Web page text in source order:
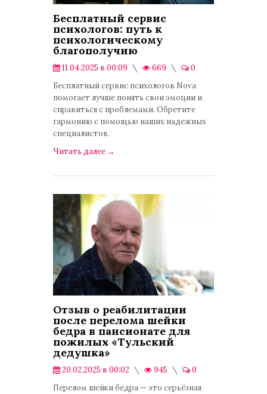
Бесплатный сервис
психологов: путь к
психологическому
благополучию
11.04.2025 в 00:09 669
0
Бесплатный сервис психологов Nova
помогает лучше понять свои эмоции и
справиться с проблемами. Обретите
гармонию с помощью наших надежных
специалистов.
Читать далее →
Отзыв о реабилитации
после перелома шейки
бедра в пансионате для
пожилых «Тульский
дедушка»
20.02.2025 в 00:02 945
0
Публикации
Перелом шейки бедра — это серьёзная